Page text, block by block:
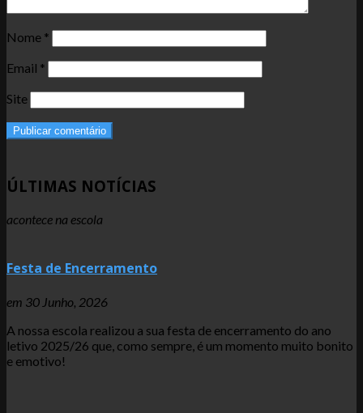
Nome *
Email *
Site
ÚLTIMAS NOTÍCIAS
acontece na escola
Festa de Encerramento
em 30 Junho, 2026
A nossa escola realizou a sua festa de encerramento do ano
letivo 2025/26 que, como sempre, é um momento muito bonito
e emotivo!